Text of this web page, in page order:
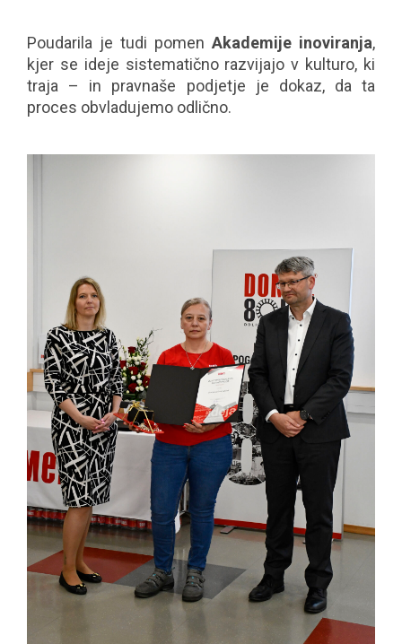
Poudarila je tudi pomen Akademije inoviranja,
kjer se ideje sistematično razvijajo v kulturo, ki
traja – in pravnaše podjetje je dokaz, da ta
proces obvladujemo odlično.